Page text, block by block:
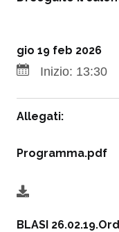
gio 19 feb 2026
Inizio: 13:30
Allegati:
Programma.pdf
BLASI